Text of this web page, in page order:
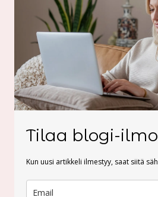
Tilaa blogi-
Kun uusi artikkeli ilmestyy, saat siitä